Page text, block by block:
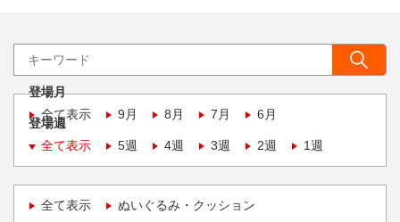
登場月
全て表示
9月 8月 7月 6月
登場週
全て表示
5週 4週 3週 2週 1週
全て表示 ぬいぐるみ・クッション